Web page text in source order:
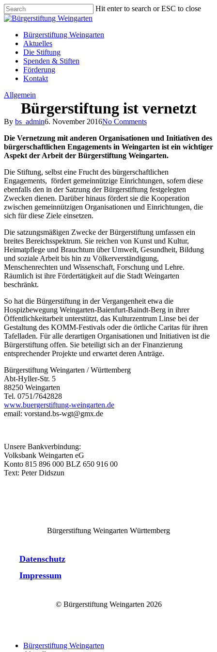
Skip
to
content
Hit enter to search or ESC to close
Close
Menu
Bürgerstiftung Weingarten
Aktuelles
Die Stiftung
Spenden & Stiften
Förderung
Kontakt
Allgemein
Bürgerstiftung ist vernetzt
By bs_admin6. November 2016No Comments
Die Vernetzung mit anderen Organisationen und Initiativen des
bürgerschaftlichen Engagements in Weingarten ist ein wichtiger
Aspekt der Arbeit der Bürgerstiftung Weingarten.
Die Stiftung, selbst eine Frucht des bürgerschaftlichen
Engagements, fördert gemeinnützige Einrichtungen, sofern diese
ebenfalls den in der Satzung der Bürgerstiftung festgelegten
Zwecken dienen. Darüber hinaus fördert sie die Kooperation
zwischen gemeinnützigen Organisationen und Einrichtungen, die
sich für diese Ziele einsetzen.
Die satzungsmäßigen Zwecke der Bürgerstiftung umfassen ein
breites Bereichsspektrum. Sie reichen von Kunst und Kultur,
Heimatpflege und Brauchtum über Umwelt, Gesundheit, Bildung
und soziale Arbeit bis hin zu Völkerverständigung,
Menschenrechten und Wissenschaft, Forschung und Lehre.
Räumlich ist ihre Fördertätigkeit auf die Stadt Weingarten
beschränkt.
So hat die Bürgerstiftung in der Vergangenheit etwa die
Hospizbewegung Weingarten-Baienfurt-Baindt-Berg in ihrer
Öffentlichkeitarbeit unterstützt, das Kulturzentrum Linse bei der
Gestaltung des KOMM-Festivals oder die örtliche Caritas für ihren
Tafelladen. Für alle derartigen Organisationen und Initiativen ist die
Bürgerstiftung offen. Sie beteiligt sich an der Finanzierung
entsprechender Projekte und erwartet deren Anträge.
Bürgerstiftung Weingarten / Württemberg
Abt-Hyller-Str. 5
88250 Weingarten
Tel. 0751/7642828
www.buergerstiftung-weingarten.de
email: vorstand.bs-wgt@gmx.de
Unsere Bankverbindung:
Volksbank Weingarten eG
Konto 815 896 000 BLZ 650 916 00
Text: Peter Didszun
Bürgerstiftung Weingarten Württemberg
Datenschutz
Impressum
© Bürgerstiftung Weingarten 2026
Close
Bürgerstiftung Weingarten